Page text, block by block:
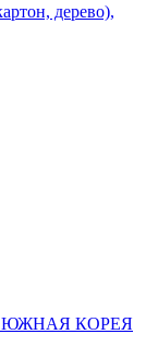
дерево),
г, ЮЖНАЯ КОРЕЯ